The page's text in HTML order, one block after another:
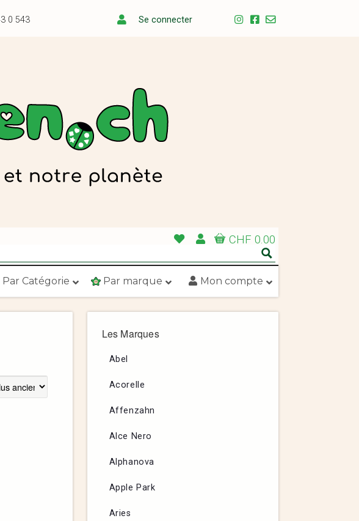
0 543 Se connecter
CHF 0.00
Par Catégorie Par marque Mon compte
Les Marques
Abel
Acorelle
Affenzahn
Alce Nero
Alphanova
Apple Park
Aries